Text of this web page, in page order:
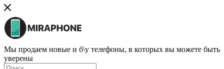
Мы продаем новые и б\у телефоны, в которых вы можете быть
уверены